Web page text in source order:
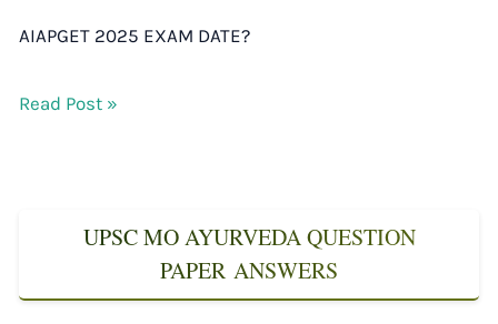
AIAPGET 2025 EXAM DATE?
Read Post »
UPSC MO AYURVEDA QUESTION
PAPER ANSWERS